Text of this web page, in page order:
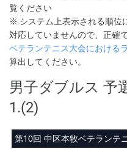
覧ください
※ システム上表示される順位
対応していませんので、正確
ベテランテニス大会における
算出してください。
男子ダブルス 予
1.(2)